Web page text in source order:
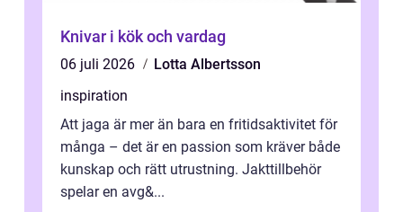
Knivar i kök och vardag
06 juli 2026
Lotta Albertsson
inspiration
Att jaga är mer än bara en fritidsaktivitet för
många – det är en passion som kräver både
kunskap och rätt utrustning. Jakttillbehör
spelar en avg&...